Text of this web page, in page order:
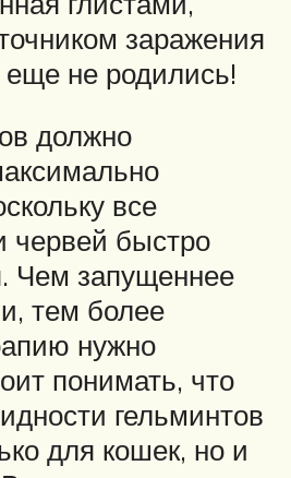
заражения
еще не родились!
должно
все
червей быстро
Чем запущеннее
тем более
нужно
понимать, что
гельминтов
для кошек, но и